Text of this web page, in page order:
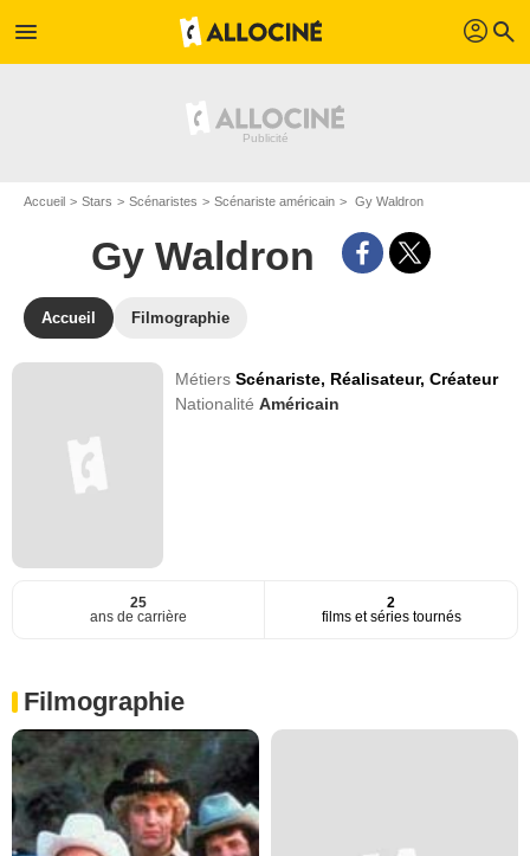
menu profil search
Accueil Stars Scénaristes Scénariste américain Gy Waldron
Gy Waldron
Accueil Filmographie
MétiersScénariste, Réalisateur,Créateur
NationalitéAméricain
25
ans de carrière
2
films et séries tournés
Filmographie